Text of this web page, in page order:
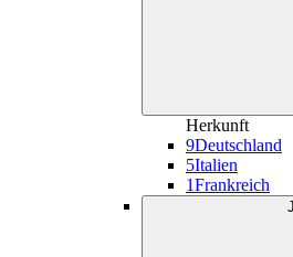
Herkunft
9Deutschland
5Italien
1Frankreich